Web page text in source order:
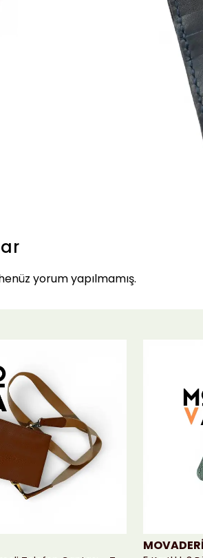
yorum yapılmamış.
MOVADERİ